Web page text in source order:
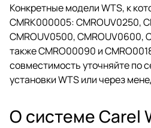
Конкретные модели WTS, к
CMRK000005: CMROUV0250,
CMROUV0500, CMROUV0600,
также CMRO00090 и
совместимость уточняйте по
установки WTS или через
О системе Carel